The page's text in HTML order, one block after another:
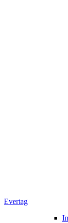
Evertag